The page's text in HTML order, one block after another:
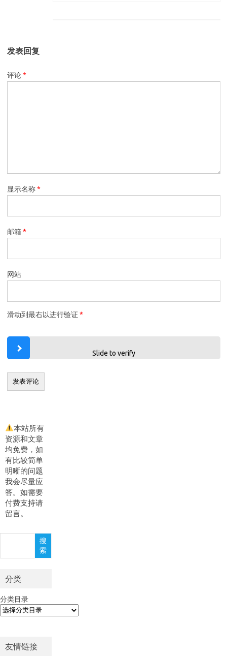
发表回复
评论*
显示名称*
邮箱*
网站
滑动到最右以进行验证 *
Slide to verify
本站所有
资源和文章
均免费，如
有比较简单
明晰的问题
我会尽量应
答。如需要
付费支持请
留言。
搜
索
分类
分类目录
友情链接